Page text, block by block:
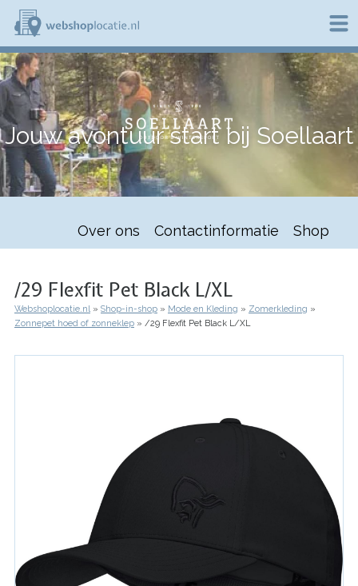
Overslaan
naar
de
inhoud
gaan
W
e
b
o
p
c
l
Jouw avontuur start bij Soellaart
Over ons Contactinformatie Shop
/29 Flexfit Pet Black L/XL
Kruimelpad
Webshoplocatie.nl Shop-in-shop Mode en Kleding
Zomerkleding
Zonnepet hoed of zonneklep
/29 Flexfit Pet Black L/XL